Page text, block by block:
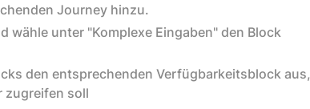
Journey hinzu.
wähle unter "Komplexe Eingaben" den Block
den entsprechenden Verfügbarkeitsblock aus,
zugreifen soll